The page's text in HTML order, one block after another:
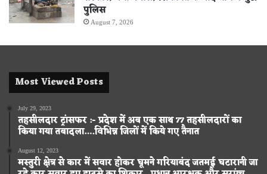
पुलिस
August 7, 2026
Most Viewed Posts
July 29, 2023
तहसीलदार ट्रांसफर :- प्रदेश में अब एक साथ 77 तहसीलदारों का
किया गया तबादला….विभिन्न जिलों में किये गए तैनात
August 12, 2023
मस्तुरी क्षेत्र से कार में सवार होकर घूमने गरियाबंद जतमई घटारानी जा